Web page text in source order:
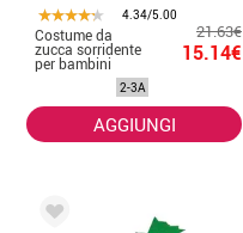
4.34/5.00
Costume da
zucca sorridente
per bambini
21.63€
15.14€
2-3A
AGGIUNGI